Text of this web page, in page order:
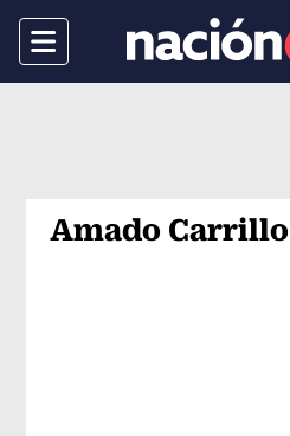
Menu
Amado Carrillo